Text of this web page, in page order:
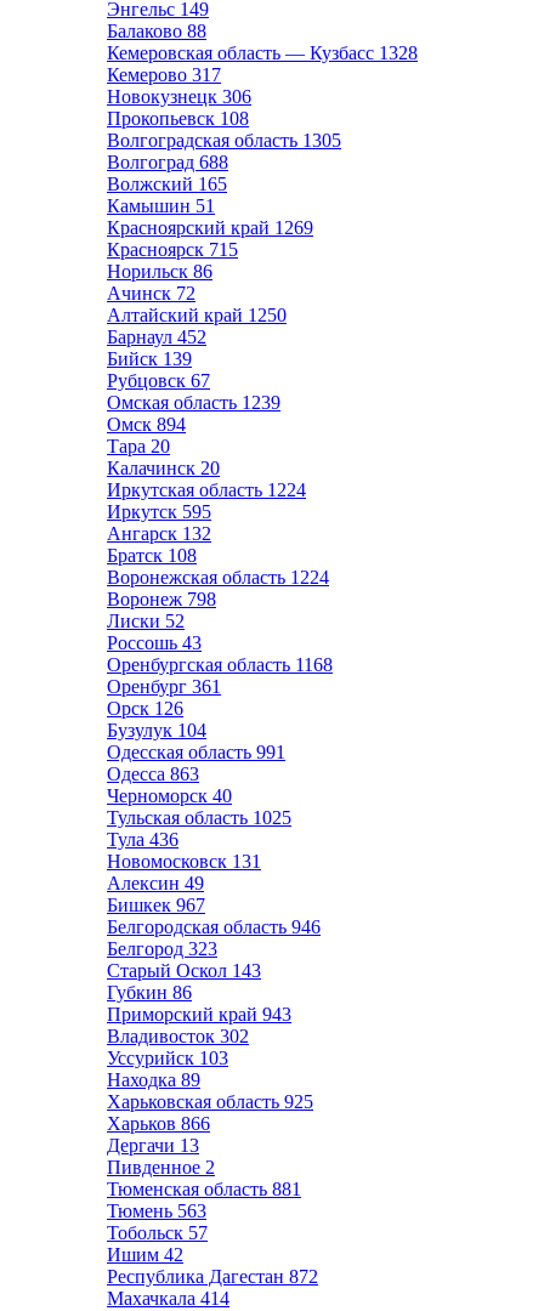
Энгельс 149
Балаково 88
Кемеровская область — Кузбасс 1328
Кемерово 317
Новокузнецк 306
Прокопьевск 108
Волгоградская область 1305
Волгоград 688
Волжский 165
Камышин 51
Красноярский край 1269
Красноярск 715
Норильск 86
Ачинск 72
Алтайский край 1250
Барнаул 452
Бийск 139
Рубцовск 67
Омская область 1239
Омск 894
Тара 20
Калачинск 20
Иркутская область 1224
Иркутск 595
Ангарск 132
Братск 108
Воронежская область 1224
Воронеж 798
Лиски 52
Россошь 43
Оренбургская область 1168
Оренбург 361
Орск 126
Бузулук 104
Одесская область 991
Одесса 863
Черноморск 40
Тульская область 1025
Тула 436
Новомосковск 131
Алексин 49
Бишкек 967
Белгородская область 946
Белгород 323
Старый Оскол 143
Губкин 86
Приморский край 943
Владивосток 302
Уссурийск 103
Находка 89
Харьковская область 925
Харьков 866
Дергачи 13
Пивденное 2
Тюменская область 881
Тюмень 563
Тобольск 57
Ишим 42
Республика Дагестан 872
Махачкала 414